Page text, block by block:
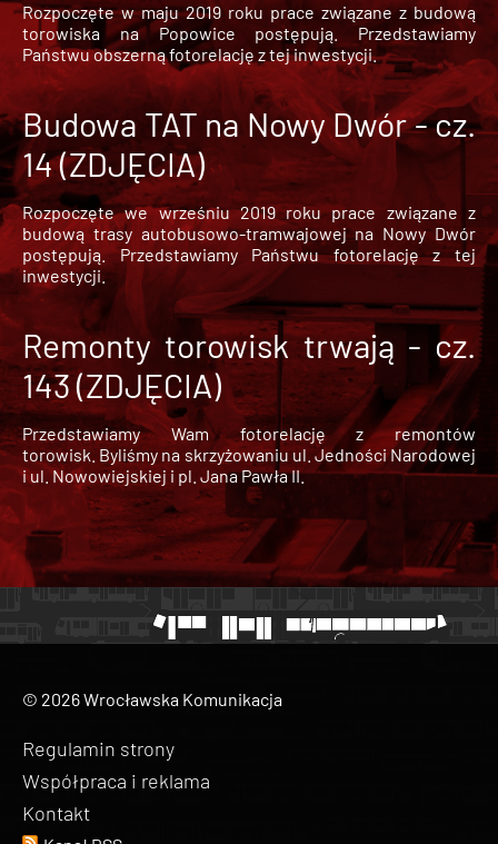
Rozpoczęte w maju 2019 roku prace związane z budową
torowiska na Popowice
postępują. Przedstawiamy
Państwu obszerną fotorelację z tej inwestycji.
Budowa TAT na Nowy Dwór - cz.
14 (ZDJĘCIA)
Rozpoczęte we wrześniu 2019 roku prace związane z
budową trasy autobusowo-tramwajowej na Nowy Dwór
postępują. Przedstawiamy Państwu fotorelację z tej
inwestycji.
Remonty torowisk trwają - cz.
143 (ZDJĘCIA)
Przedstawiamy Wam fotorelację z remontów
torowisk. Byliśmy na skrzyżowaniu ul. Jedności Narodowej
i ul. Nowowiejskiej i pl. Jana Pawła II.
© 2026 Wrocławska Komunikacja
Regulamin strony
Współpraca i reklama
Kontakt